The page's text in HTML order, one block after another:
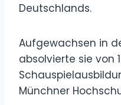
Deutschlands.
Aufgewachsen in
absolvierte sie von
Münchner